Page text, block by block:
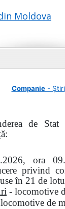
Moldova
Companie- Știri
de Stat
ora
privind
în 21 de
- locomotive
de